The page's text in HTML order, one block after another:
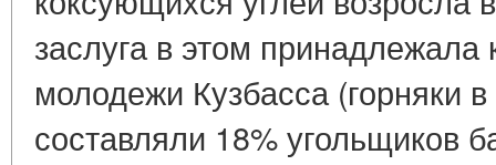
заслуга в этом
молодежи Кузбасса (горняки
составляли 18% угольщиков